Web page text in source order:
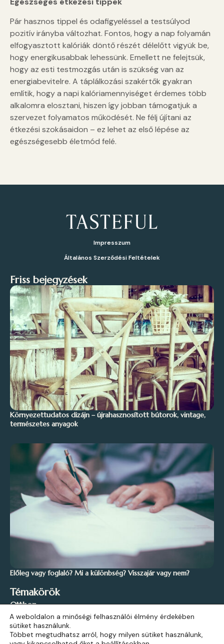
Pár hasznos tippel és odafigyeléssel a testsúlyod
pozitív irányba változhat. Fontos, hogy a nap folyamán
elfogyasztott kalóriák döntő részét délelőtt vigyük be,
hogy energikusabbak lehessünk. Emellett ne felejtsük,
hogy az esti testmozgás után is szükség van az
energiabevitelre. A táplálkozási szakértők gyakran
említik, hogy a napi kalóriamennyiséget érdemes több
alkalomra elosztani, hiszen így jobban támogatjuk a
szervezet folyamatos működését. Ne félj újítani az
étkezési szokásaidon – ez lehet az első lépése az
egészségesebb életmód felé.
Impresszum
Általános Szerződési Feltételek
Friss bejegyzések
Környezettudatos dizájn – újrahasznosított bútorok, vintage,
természetes anyagok
Előleg vagy foglaló? Mi a különbség? Visszajár vagy nem?
Témakörök
Otthon
Stílus és Inspiráció
Kert és Szabadidő
A weboldalon a minőségi felhasználói élmény érdekében
sütiket használunk.
Többet megtudhatsz arról, hogy milyen sütiket használunk,